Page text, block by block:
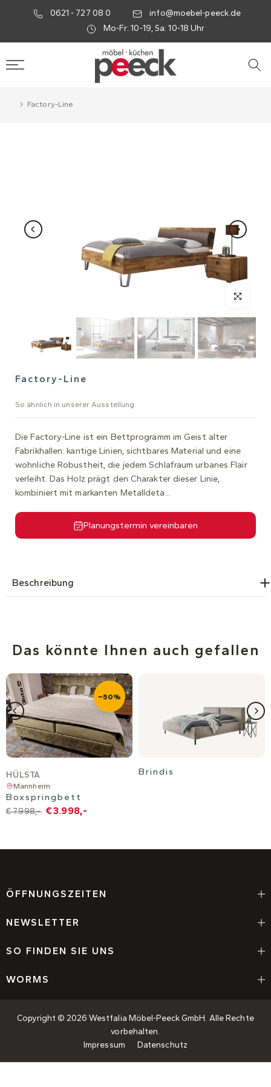
0621 - 727 08 0
info@moebel-peeck.de
Mo-Fr: 10-19, Sa: 10-18 Uhr
Factory-Line
Factory-Line
So ähnlich in unserer Ausstellung
Die Factory-Line ist ein Bettprogramm im Geist alter
Fabrikhallen: kantige Linien, sichtbares Material und eine
wohnliche Robustheit, die jedem Schlafraum urbanes Flair
verleiht. Das Holz prägt den Charakter dieser Linie,
kombiniert mit markanten Metalldeta...
Planungstermin vereinbaren
Beschreibung
Das könnte Ihnen auch gefallen
−50%
HÜLSTA
Mannheim
Boxspringbett
€ 7.998,- € 3.998,-
Brindis
ÖFFNUNGSZEITEN
NEWSLETTER
SO FINDEN SIE UNS
WORMS
Copyright © 2026 Westfalia Möbel-Peeck GmbH. Alle Rechte
vorbehalten.
Impressum
Datenschutz